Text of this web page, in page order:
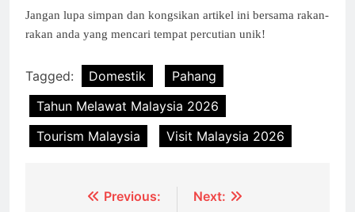
Jangan lupa simpan dan kongsikan artikel ini bersama rakan-
rakan anda yang mencari tempat percutian unik!
Tagged: Domestik
Pahang
Tahun Melawat Malaysia 2026
Tourism Malaysia
Visit Malaysia 2026
Previous:
Next: